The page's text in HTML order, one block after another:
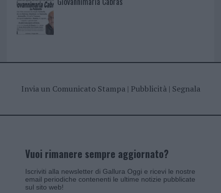
Invia un Comunicato Stampa| Pubblicità| Segnala
Vuoi rimanere sempre aggiornato?
Iscriviti alla newsletter di Gallura Oggi e ricevi le nostre
email periodiche contenenti le ultime notizie pubblicate
sul sito web!